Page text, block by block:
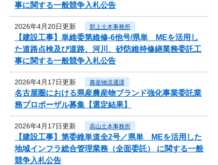
事に関する一般競争入札公告
2026年4月20日更新 郡上土木事務所
【建設工事】単維委第維修‐6他号/県単 MEを活用し
た道路点検及び道路、河川、砂防維持修繕業務委託工
事に関する一般競争入札公告
2026年4月17日更新 農産物流通課
名古屋圏における県産農産物ブランド強化事業委託業
務プロポーザル募集【選定結果】
2026年4月17日更新 高山土木事務所
【建設工事】第委維単道全2号／県単 MEを活用した
地域インフラ総合管理業務（全面委託） に関する一般
競争入札公告